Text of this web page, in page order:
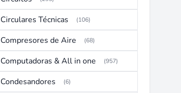
Circulares Técnicas (106)
Compresores de Aire (68)
Computadoras & All in one (957)
Condesandores (6)